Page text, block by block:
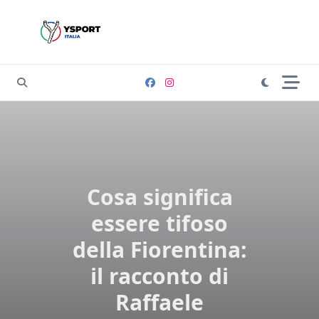
Cosa significa
essere tifoso
della Fiorentina:
il racconto di
Raffaele